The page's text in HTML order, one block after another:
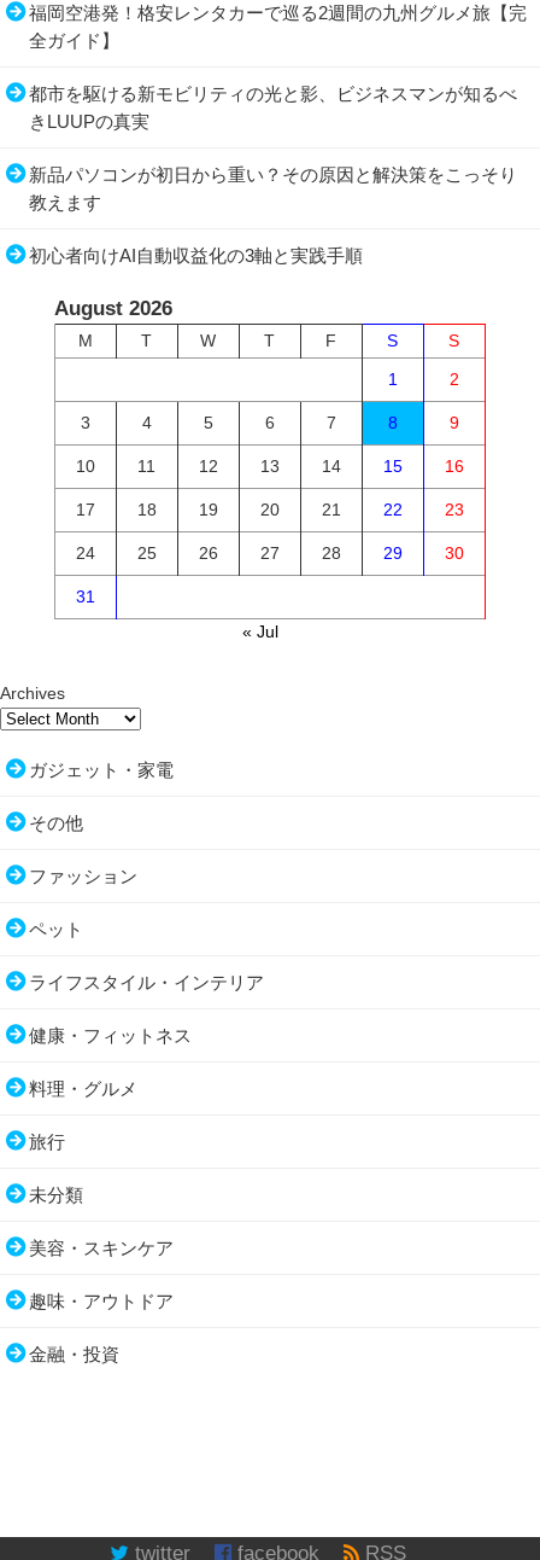
福岡空港発！格安レンタカーで巡る2週間の九州グルメ旅【完
全ガイド】
都市を駆ける新モビリティの光と影、ビジネスマンが知るべ
きLUUPの真実
新品パソコンが初日から重い？その原因と解決策をこっそり
教えます
初心者向けAI自動収益化の3軸と実践手順
August 2026
M T W T F S
S
1
2
3 4 5 6 7 8 9
10 11 12 13 14 15 16
17 18 19 20 21 22 23
24 25 26 27 28 29 30
31
« Jul
Archives
ガジェット・家電
その他
ファッション
ペット
ライフスタイル・インテリア
健康・フィットネス
料理・グルメ
旅行
未分類
美容・スキンケア
趣味・アウトドア
金融・投資
twitter facebook RSS